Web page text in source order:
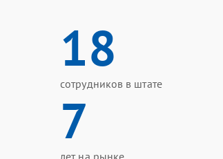
18
сотрудников в штате
7
лет на рынке